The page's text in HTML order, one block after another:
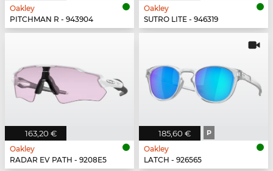
Oakley
PITCHMAN R - 943904
Oakley
SUTRO LITE - 946319
163,20 €
Oakley
RADAR EV PATH - 9208E5
185,60 € P
Oakley
LATCH - 926565